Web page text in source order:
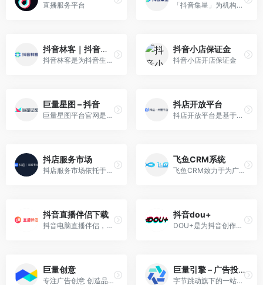
直播服务平台 「抖音集星」为机构提供一站式便捷高效的达人管理工具，包括但不限于机构与达人的绑定/解绑、分账结算、短视频/直播/商品/推广数据分析、纠纷仲裁、权限划分等功能保障机构和达人的权利义务，提升机构运营效率，规范行业生态
抖音林客｜抖音生活服务服务商平台
抖音林客是为抖音生活服务的服务商打造的平台，服务商合作伙伴可在该平台为生活服务商家提供服务，为商家提供代运营服务和营销解决方案，助力商家长效经营。平台服务能力包括但不限于商家招募、商品管理、内容制作、店铺运营、商家培训、广告投流、产品能力等全方位服务内容。
抖音小店保证金
抖音小店开店保证金
巨量星图 – 抖音
巨量星图平台官网是品牌主、MCN公司和明星/达人进行内容交易的服务平台。抖音希望通过海量聚合明星达人、持续输出优质内容、高效管理交易流程，进而提升用户体验，帮助品牌实现营销价值、MCN公司和明星/达人获取权益。
抖店开放平台
抖店开放平台是基于字节系电商业务搭建的开放平台，提供外部合作伙伴参与服务抖店商家各类电商服务，例如接口API、消息推送、数据安全等。
抖店服务市场
抖店服务市场依托于短视频、直播等内容电商生态，这里聚集了商家经营链路中的优质第三方服务工具，我们旨在为小店商家提供全方位的支持。
飞鱼CRM系统
飞鱼CRM致力于为广告主搭建高效的客户管理系统，通过连接广告投放与线索数据，深度挖掘线索背后的价值，降低您的线索处理成本。
抖音直播伴侣下载
抖音电脑直播伴侣，完美适配西瓜视频、抖音、抖音火山
抖音dou+
DOU+是为抖音创作者提供的视频加热工具。
巨量创意
专注广告创意 创造品牌价值
巨量引擎 – 广告投放平台
字节跳动旗下的一站式营销服务平台